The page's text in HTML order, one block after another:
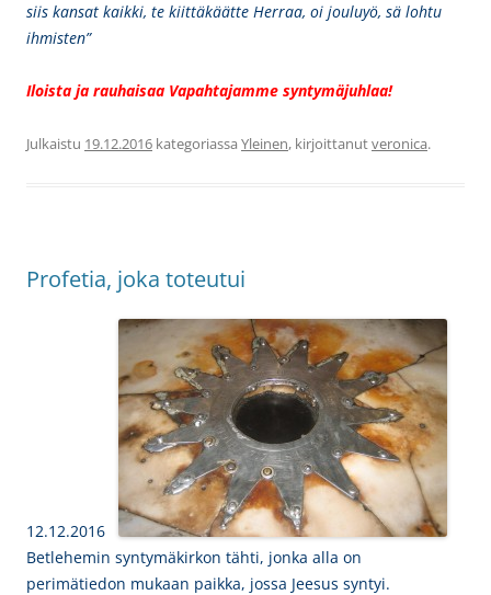
siis kansat kaikki, te kiittäkäätte Herraa, oi jouluyö, sä lohtu
ihmisten”
Iloista ja rauhaisaa Vapahtajamme syntymäjuhlaa!
Julkaistu 19.12.2016 kategoriassa Yleinen, kirjoittanutveronica.
Profetia, joka toteutui
12.12.2016
Betlehemin syntymäkirkon tähti, jonka alla on
perimätiedon mukaan paikka, jossa Jeesus syntyi.